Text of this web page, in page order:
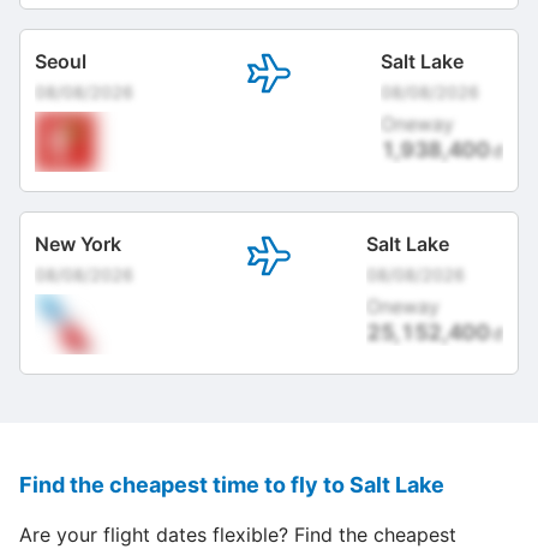
Seoul
08/08/2026
Salt Lake
08/08/2026
Oneway
1,938,400đ
New York
08/08/2026
Salt Lake
08/08/2026
Oneway
25,152,400đ
Find the cheapest time to fly to Salt Lake
Are your flight dates flexible? Find the cheapest